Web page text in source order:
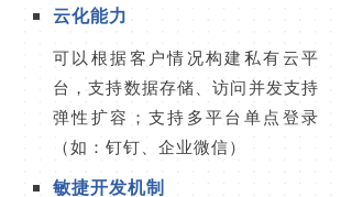
云化能力
可以根据客户情况构建私有云平
台，支持数据存储、访问并发支持
弹性扩容；支持多平台单点登录
（如：钉钉、企业微信）
敏捷开发机制